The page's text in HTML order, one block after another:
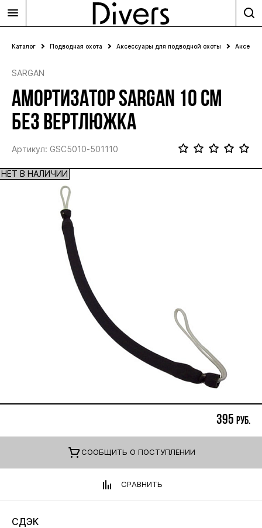
Каталог Подводная охота Аксессуары для подводной охоты
SARGAN
АМОРТИЗАТОР SARGAN 10 СМ
БЕЗ ВЕРТЛЮЖКА
Артикул: GSC5010-501110
НЕТ В НАЛИЧИИ
395 руб.
CООБЩИТЬ О ПОСТУПЛЕНИИ
СРАВНИТЬ
СДЭК